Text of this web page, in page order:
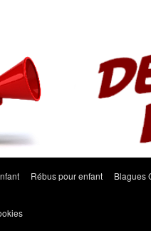
Rébus pour enfant Blagues